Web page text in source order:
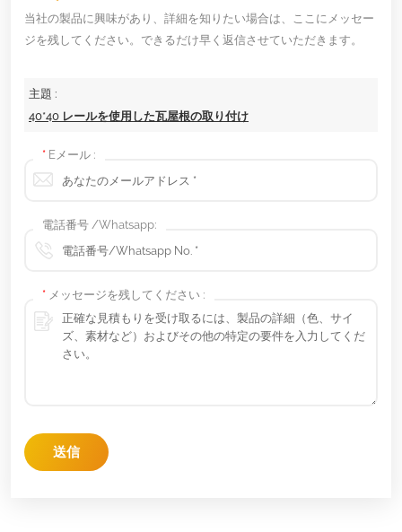
当社の製品に興味があり、詳細を知りたい場合は、ここにメッセー
ジを残してください。できるだけ早く返信させていただきます。
主題 :
40*40 レールを使用した瓦屋根の取り付け
* Eメール :
電話番号 /Whatsapp:
* メッセージを残してください :
送信